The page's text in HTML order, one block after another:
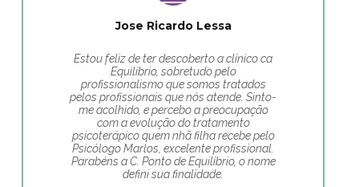
Jose Ricardo Lessa
Estou feliz de ter descoberto a clínico ca
Equilíbrio, sobretudo pelo
profissionalismo que somos tratados
pelos profissionais que nós atende. Sinto-
me acolhido, e percebo a preocupação
com a evolução do tratamento
psicoterápico quem nhã filha recebe pelo
Psicólogo Marlos, excelente profissional.
Parabéns a C. Ponto de Equilíbrio, o nome
defini sua finalidade.